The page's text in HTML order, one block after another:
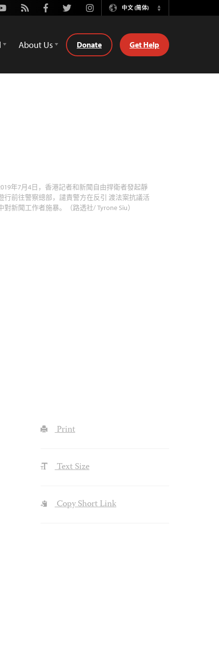
Rss FacebookTwitterInstagram中文 (简体)
Switch
About Us Donate Get Help
年7月4日，香港記者和新聞自由捍衛者發起靜
行前往警察總部，譴責警方在反引 渡法案抗議活
對新聞工作者施暴。（路透社/ Tyrone Siu）
Print
Text Size
Copy Short Link